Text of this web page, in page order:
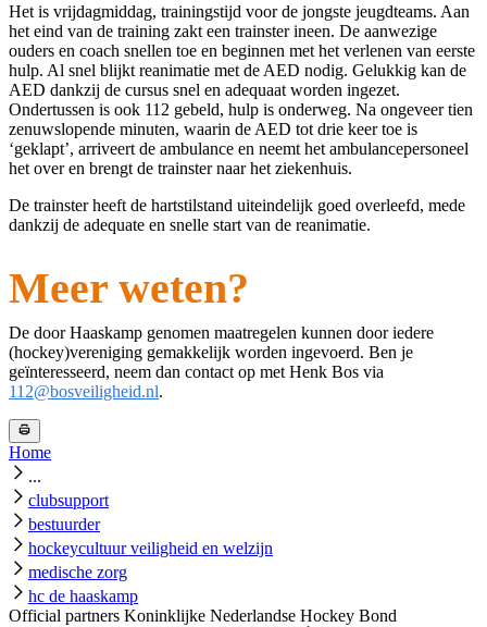
Het is vrijdagmiddag, trainingstijd voor de jongste jeugdteams. Aan
het eind van de training zakt een trainster ineen. De aanwezige
ouders en coach snellen toe en beginnen met het verlenen van eerste
hulp. Al snel blijkt reanimatie met de AED nodig. Gelukkig kan de
AED dankzij de cursus snel en adequaat worden ingezet.
Ondertussen is ook 112 gebeld, hulp is onderweg. Na ongeveer tien
zenuwslopende minuten, waarin de AED tot drie keer toe is
‘geklapt’, arriveert de ambulance en neemt het ambulancepersoneel
het over en brengt de trainster naar het ziekenhuis.
De trainster heeft de hartstilstand uiteindelijk goed overleefd, mede
dankzij de adequate en snelle start van de reanimatie.
Meer weten?
De door Haaskamp genomen maatregelen kunnen door iedere
(hockey)vereniging gemakkelijk worden ingevoerd. Ben je
geïnteresseerd, neem dan contact op met Henk Bos via
112@bosveiligheid.nl.
Home
...
clubsupport
bestuurder
hockeycultuur veiligheid en welzijn
medische zorg
hc de haaskamp
Official partners Koninklijke Nederlandse Hockey Bond